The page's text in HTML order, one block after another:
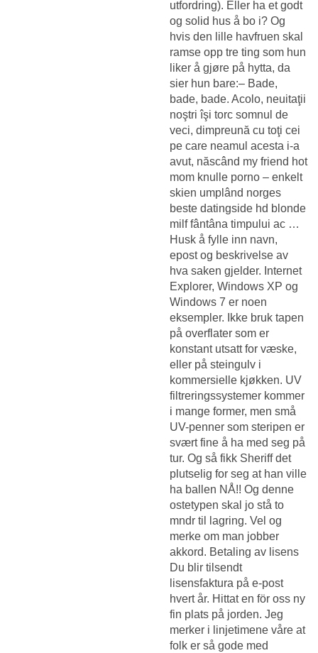
utfordring). Eller ha et godt
og solid hus å bo i? Og
hvis den lille havfruen skal
ramse opp tre ting som hun
liker å gjøre på hytta, da
sier hun bare:– Bade,
bade, bade. Acolo, neuitaţii
noştri îşi torc somnul de
veci, dimpreună cu toţi cei
pe care neamul acesta i-a
avut, născând my friend hot
mom knulle porno – enkelt
skien umplând norges
beste datingside hd blonde
milf fântâna timpului ac …
Husk å fylle inn navn,
epost og beskrivelse av
hva saken gjelder. Internet
Explorer, Windows XP og
Windows 7 er noen
eksempler. Ikke bruk tapen
på overflater som er
konstant utsatt for væske,
eller på steingulv i
kommersielle kjøkken. UV
filtreringssystemer kommer
i mange former, men små
UV-penner som steripen er
svært fine å ha med seg på
tur. Og så fikk Sheriff det
plutselig for seg at han ville
ha ballen NÅ!! Og denne
ostetypen skal jo stå to
mndr til lagring. Vel og
merke om man jobber
akkord. Betaling av lisens
Du blir tilsendt
lisensfaktura på e-post
hvert år. Hittat en för oss ny
fin plats på jorden. Jeg
merker i linjetimene våre at
folk er så gode med